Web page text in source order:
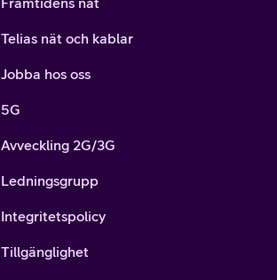
Telias nät och kablar
Jobba hos oss
5G
Avveckling 2G/3G
Ledningsgrupp
Integritetspolicy
Tillgänglighet